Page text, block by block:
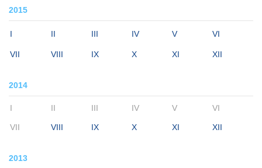
2015
I II III IV V VI
VII VIII IX X XI XII
2014
I II III IV V VI
VII VIII IX X XI XII
2013